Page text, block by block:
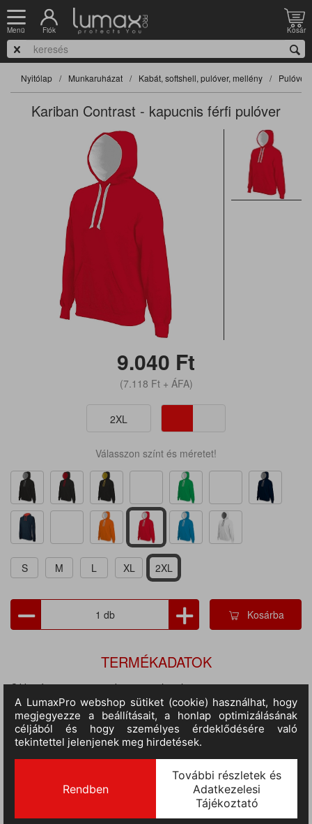
Menü Fiók Kosár
Nyitólap Munkaruházat Kabát, softshell, pulóver, mellény Pulóver
Kariban Contrast - kapucnis férfi pulóver
9.040 Ft
(7.118 Ft+ ÁFA)
2XL
Válasszon színt és méretet!
S M L XL 2XL
Kosárba
TERMÉKADATOK
Cikkszám:
ka446re-wh-2xl
M.egység:
db
Szín:
piros-fehér
Méret:
2XL
Anyag:
80% pamut / 20% poliészter
Tulajdonságok:
280 gr/m2